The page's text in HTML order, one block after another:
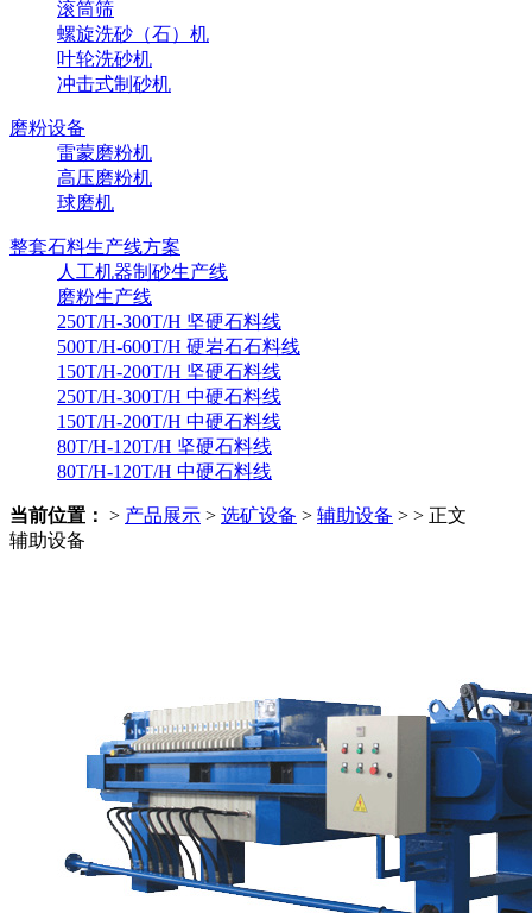
滚筒筛
螺旋洗砂（石）机
叶轮洗砂机
冲击式制砂机
磨粉设备
雷蒙磨粉机
高压磨粉机
球磨机
整套石料生产线方案
人工机器制砂生产线
磨粉生产线
250T/H-300T/H 坚硬石料线
500T/H-600T/H 硬岩石石料线
150T/H-200T/H 坚硬石料线
250T/H-300T/H 中硬石料线
150T/H-200T/H 中硬石料线
80T/H-120T/H 坚硬石料线
80T/H-120T/H 中硬石料线
当前位置： > 产品展示 > 选矿设备 > 辅助设备 > > 正文
辅助设备